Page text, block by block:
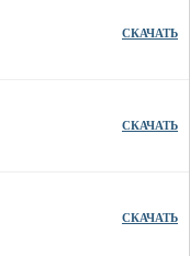
СКАЧАТЬ
СКАЧАТЬ
СКАЧАТЬ